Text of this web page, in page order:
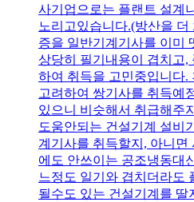
사기업으로는 플랜트 설계
노리고있습니다.(방산을
증을 일반기계기사를 이미
상당히 필기내용이 겹치고,
하여 취득을 고민중입니다.
고려하여 쌍기사를 취득예
있으니 비슷해서 취급해주
도움안되는 건설기계 설비
계기사를 취득할지, 아니면
에도 안쓰이는 공조냉동대
느정도 일기와 겹치더라도
될수도 있는 건설기계를 딸